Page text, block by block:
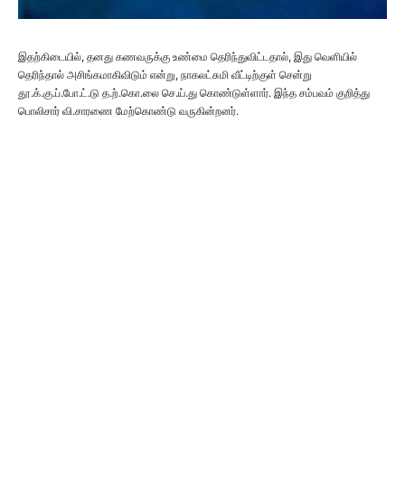
இதற்கிடையில், தனது கணவருக்கு உண்மை தெரிந்துவிட்டதால், இது வெளியில்
தெரிந்தால் அசிங்கமாகிவிடும் என்று, நாகலட்சுமி வீட்டிற்குள் சென்று
தூ.க்.கு.ப்.போ.ட்.டு த.ற்.கொ.லை செ.ய்.து கொண்டுள்ளார். இந்த சம்பவம் குறித்து
பொலிசார் வி.சாரணை மேற்கொண்டு வருகின்றனர்.